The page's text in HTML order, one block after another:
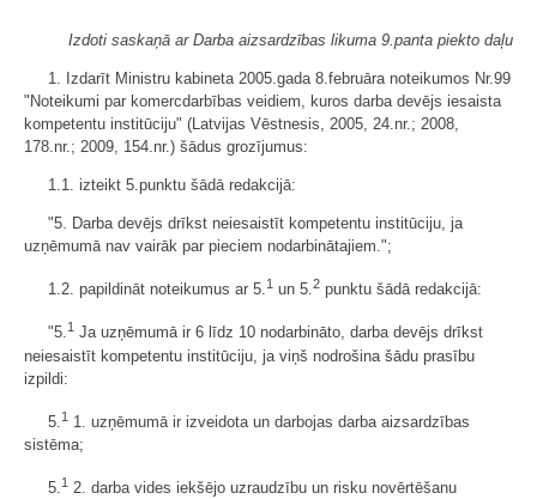
Izdoti saskaņā ar Darba aizsardzības likuma 9.panta piekto daļu
1. Izdarīt Ministru kabineta 2005.gada 8.februāra noteikumos Nr.99
"Noteikumi par komercdarbības veidiem, kuros darba devējs iesaista
kompetentu institūciju" (Latvijas Vēstnesis, 2005, 24.nr.; 2008,
178.nr.; 2009, 154.nr.) šādus grozījumus:
1.1. izteikt 5.punktu šādā redakcijā:
"5. Darba devējs drīkst neiesaistīt kompetentu institūciju, ja
uzņēmumā nav vairāk par pieciem nodarbinātajiem.";
1.2. papildināt noteikumus ar 5.1 un 5.2 punktu šādā redakcijā:
"5.1 Ja uzņēmumā ir 6 līdz 10 nodarbināto, darba devējs drīkst
neiesaistīt kompetentu institūciju, ja viņš nodrošina šādu prasību
izpildi:
5. 1 1. uzņēmumā ir izveidota un darbojas darba aizsardzības
sistēma;
5.1 2. darba vides iekšējo uzraudzību un risku novērtēšanu